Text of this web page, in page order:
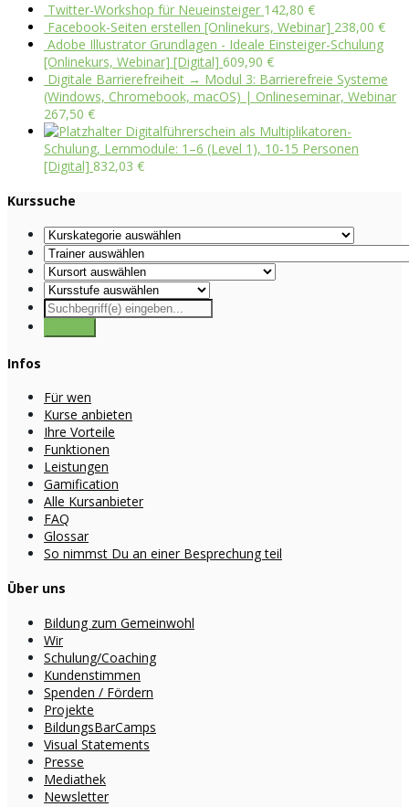
Twitter-Workshop für Neueinsteiger 142,80 €
Facebook-Seiten erstellen [Onlinekurs, Webinar] 238,00 €
Adobe Illustrator Grundlagen - Ideale Einsteiger-Schulung
[Onlinekurs, Webinar] [Digital] 609,90 €
Digitale Barrierefreiheit → Modul 3: Barrierefreie Systeme
(Windows, Chromebook, macOS) | Onlineseminar, Webinar
267,50 €
Digitalführerschein als Multiplikatoren-
Schulung, Lernmodule: 1–6 (Level 1), 10-15 Personen
[Digital] 832,03 €
Kurssuche
Infos
Für wen
Kurse anbieten
Ihre Vorteile
Funktionen
Leistungen
Gamification
Alle Kursanbieter
FAQ
Glossar
So nimmst Du an einer Besprechung teil
Über uns
Bildung zum Gemeinwohl
Wir
Schulung/Coaching
Kundenstimmen
Spenden / Fördern
Projekte
BildungsBarCamps
Visual Statements
Presse
Mediathek
Newsletter